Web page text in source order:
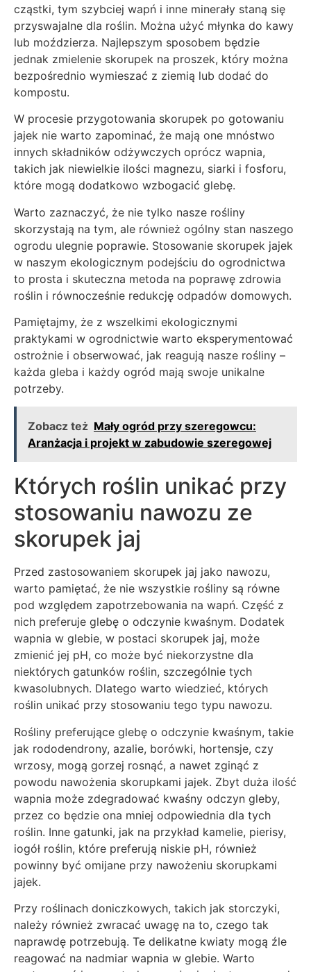
cząstki, tym szybciej wapń i inne minerały staną się
przyswajalne dla roślin. Można użyć młynka do kawy
lub moździerza. Najlepszym sposobem będzie
jednak zmielenie skorupek na proszek, który można
bezpośrednio wymieszać z ziemią lub dodać do
kompostu.
W procesie przygotowania skorupek po gotowaniu
jajek nie warto zapominać, że mają one mnóstwo
innych składników odżywczych oprócz wapnia,
takich jak niewielkie ilości magnezu, siarki i fosforu,
które mogą dodatkowo wzbogacić glebę.
Warto zaznaczyć, że nie tylko nasze rośliny
skorzystają na tym, ale również ogólny stan naszego
ogrodu ulegnie poprawie. Stosowanie skorupek jajek
w naszym ekologicznym podejściu do ogrodnictwa
to prosta i skuteczna metoda na poprawę zdrowia
roślin i równocześnie redukcję odpadów domowych.
Pamiętajmy, że z wszelkimi ekologicznymi
praktykami w ogrodnictwie warto eksperymentować
ostrożnie i obserwować, jak reagują nasze rośliny –
każda gleba i każdy ogród mają swoje unikalne
potrzeby.
Zobacz też Mały ogród przy szeregowcu:
Aranżacja i projekt w zabudowie szeregowej
Których roślin unikać przy
stosowaniu nawozu ze
skorupek jaj
Przed zastosowaniem skorupek jaj jako nawozu,
warto pamiętać, że nie wszystkie rośliny są równe
pod względem zapotrzebowania na wapń. Część z
nich preferuje glebę o odczynie kwaśnym. Dodatek
wapnia w glebie, w postaci skorupek jaj, może
zmienić jej pH, co może być niekorzystne dla
niektórych gatunków roślin, szczególnie tych
kwasolubnych. Dlatego warto wiedzieć, których
roślin unikać przy stosowaniu tego typu nawozu.
Rośliny preferujące glebę o odczynie kwaśnym, takie
jak rododendrony, azalie, borówki, hortensje, czy
wrzosy, mogą gorzej rosnąć, a nawet zginąć z
powodu nawożenia skorupkami jajek. Zbyt duża ilość
wapnia może zdegradować kwaśny odczyn gleby,
przez co będzie ona mniej odpowiednia dla tych
roślin. Inne gatunki, jak na przykład kamelie, pierisy,
iogół roślin, które preferują niskie pH, również
powinny być omijane przy nawożeniu skorupkami
jajek.
Przy roślinach doniczkowych, takich jak storczyki,
należy również zwracać uwagę na to, czego tak
naprawdę potrzebują. Te delikatne kwiaty mogą źle
reagować na nadmiar wapnia w glebie. Warto